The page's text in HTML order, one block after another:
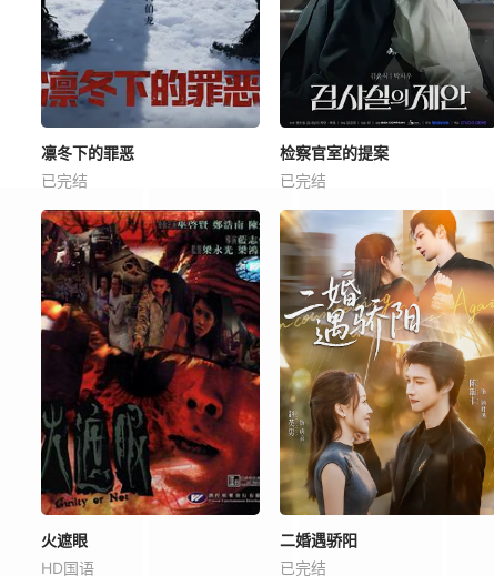
凛冬下的罪恶
已完结
检察官室的提案
已完结
火遮眼
HD国语
二婚遇骄阳
已完结